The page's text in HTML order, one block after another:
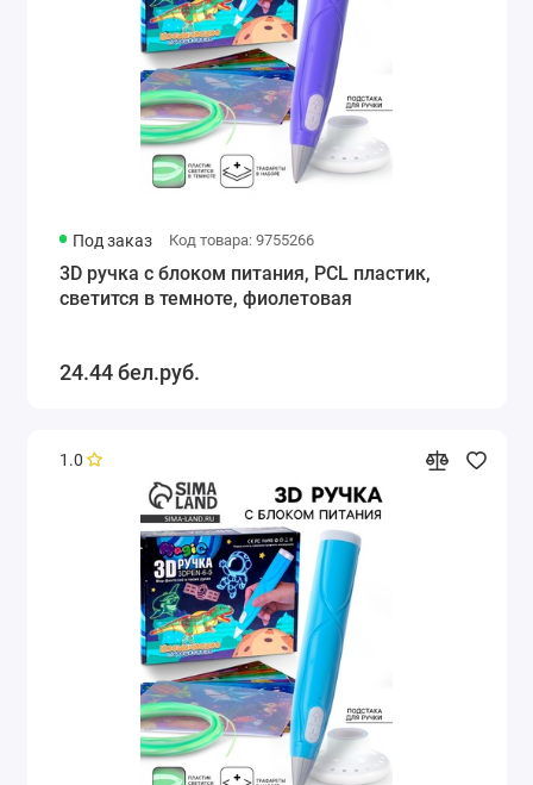
Под заказ Код товара: 9755266
3D ручка с блоком питания, PCL пластик,
светится в темноте, фиолетовая
24.44 бел.руб.
1.0